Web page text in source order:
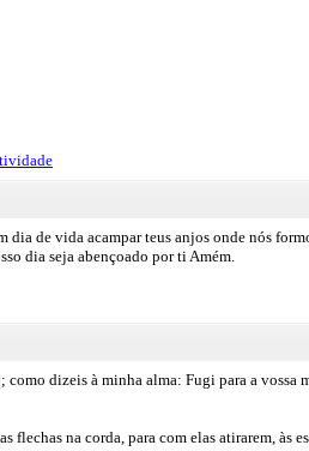
dia de vida acampar teus anjos onde nós
dia seja abençoado por ti Amém.
dizeis à minha alma: Fugi para a vossa
flechas na corda, para com elas atirarem, às